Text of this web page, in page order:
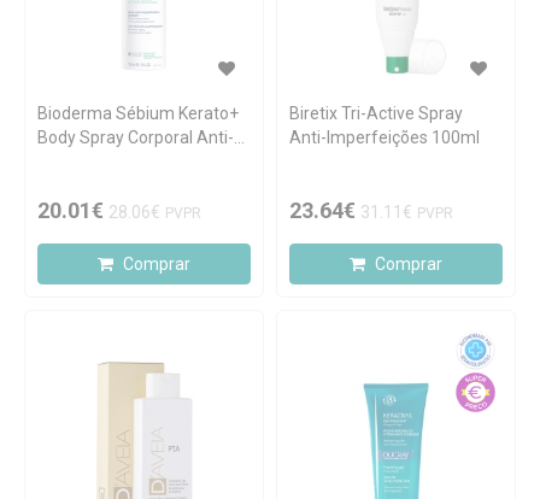
Bioderma Sébium Kerato+
Body Spray Corporal Anti-
20.01€ 28.06€ PVPR
Comprar
Biretix Tri-Active Spray
Anti-Imperfeições 100ml
23.64€ 31.11€ PVPR
Comprar